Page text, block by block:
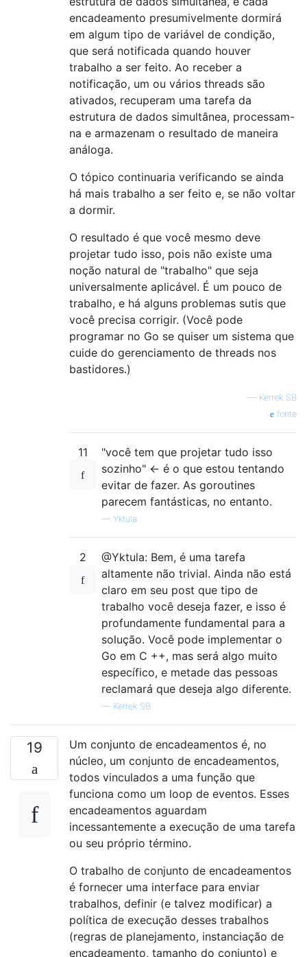
encadeamento presumivelmente dormirá
em algum tipo de variável de condição,
que será notificada quando houver
trabalho a ser feito. Ao receber a
notificação, um ou vários threads são
ativados, recuperam uma tarefa da
estrutura de dados simultânea, processam-
na e armazenam o resultado de maneira
análoga.
O tópico continuaria verificando se ainda
há mais trabalho a ser feito e, se não voltar
a dormir.
O resultado é que você mesmo deve
projetar tudo isso, pois não existe uma
noção natural de "trabalho" que seja
universalmente aplicável. É um pouco de
trabalho, e há alguns problemas sutis que
você precisa corrigir. (Você pode
programar no Go se quiser um sistema que
cuide do gerenciamento de threads nos
bastidores.)
— Kerrek SB
fonte
11
"você tem que projetar tudo isso
sozinho" <- é o que estou tentando
evitar de fazer. As goroutines
parecem fantásticas, no entanto.
— Yktula
2
@Yktula: Bem, é uma tarefa
altamente não trivial. Ainda não está
claro em seu post que tipo de
trabalho você deseja fazer, e isso é
profundamente fundamental para a
solução. Você pode implementar o
Go em C ++, mas será algo muito
específico, e metade das pessoas
reclamará que deseja algo diferente.
— Kerrek SB
19
Um conjunto de encadeamentos é, no
núcleo, um conjunto de encadeamentos,
todos vinculados a uma função que
funciona como um loop de eventos. Esses
encadeamentos aguardam
incessantemente a execução de uma tarefa
ou seu próprio término.
O trabalho de conjunto de encadeamentos
é fornecer uma interface para enviar
trabalhos, definir (e talvez modificar) a
política de execução desses trabalhos
(regras de planejamento, instanciação de
encadeamento, tamanho do conjunto) e